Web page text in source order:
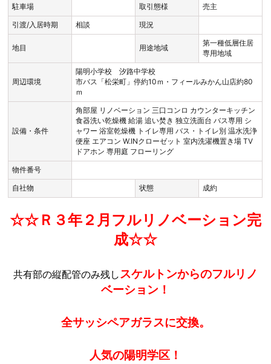
駐車場
取引態様
売主
引渡/入居時期
相談 現況
地目 用途地域
第一種低層住居
専用地域
周辺環境
陽明小学校 汐路中学校
市バス「松栄町」停約10ｍ・フィールみかん山店約80
ｍ
設備・条件
角部屋 リノベーション 三口コンロ カウンターキッチン
食器洗い乾燥機 給湯 追い焚き 独立洗面台 バス専用 シ
ャワー 浴室乾燥機 トイレ専用 バス・トイレ別 温水洗浄
便座 エアコン W.INクローゼット 室内洗濯機置き場 TV
ドアホン 専用庭 フローリング
物件番号
自社物
状態 成約
☆☆Ｒ３年２月フルリノベーション完
成☆☆
共有部の縦配管のみ残しスケルトンからのフルリノ
ベーション！
全サッシペアガラスに交換。
人気の陽明学区！